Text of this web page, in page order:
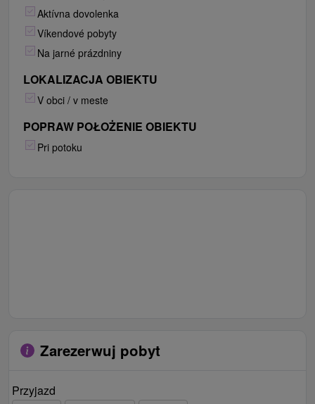
Aktívna dovolenka
Víkendové pobyty
Na jarné prázdniny
LOKALIZACJA OBIEKTU
V obci / v meste
POPRAW POŁOŻENIE OBIEKTU
Pri potoku
Zarezerwuj pobyt
Przyjazd